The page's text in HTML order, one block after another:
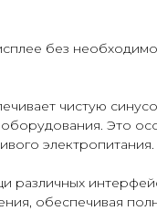
без
чистую
оборудования. Это
электропитания.
обеспечивая